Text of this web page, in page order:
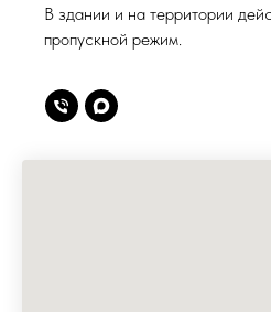
В здании и на территории
пропускной режим.